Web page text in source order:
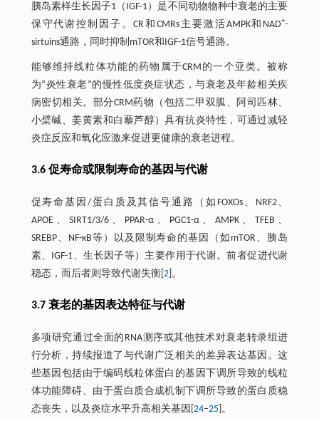
胰岛素样生长因子1（IGF-1）是不同动物物种中衰老的主要
保守代谢控制因子。CR和CMRs主要激活AMPK和NAD+-
sirtuins通路，同时抑制mTOR和IGF-1信号通路。
能够维持线粒体功能的药物属于CRM的一个亚类。被称
为“炎性衰老”的慢性低度炎症状态，与衰老及年龄相关疾
病密切相关。部分CRM药物（包括二甲双胍、阿司匹林、
小檗碱、姜黄素和白藜芦醇）具有抗炎特性，可通过减轻
炎症反应和氧化应激来促进更健康的衰老进程。
3.6 促寿命或限制寿命的基因与代谢
促寿命基因/蛋白质及其信号通路（如FOXOs、NRF2、
APOE、SIRT1/3/6、PPAR-α、PGC1-α、AMPK、TFEB、
SREBP、NF-κB等）以及限制寿命的基因（如mTOR、胰岛
素、IGF-1、生长因子等）主要作用于代谢。前者促进代谢
稳态，而后者则导致代谢失衡[ 2]。
3.7 衰老的基因表达特征与代谢
多项研究通过全面的RNA测序或其他技术对衰老转录组进
行分析，持续报道了与代谢广泛相关的差异表达基因。这
些基因包括由于编码线粒体蛋白的基因下调所导致的线粒
体功能障碍、由于蛋白质合成机制下调所导致的蛋白质稳
态丧失，以及炎症水平升高相关基因[ 24‒25]。